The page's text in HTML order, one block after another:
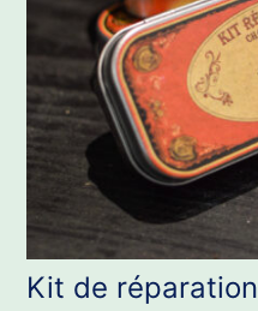
Kit de réparation